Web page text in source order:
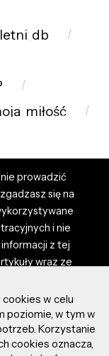
prowadzić
się na
i nie
z tej
wraz ze
portalu są
i właściciel
za tresci
Dodając
portalu oraz
w celu
poziomie, w tym w
Korzystanie
cookies oznacza,